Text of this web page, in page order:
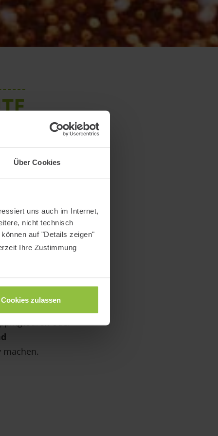
Über Cookies
uns auch im Internet,
nicht technisch
auf "Details zeigen"
Ihre Zustimmung
Cookies zulassen
für junge
Cochem hast
Dich inmitten
dem Du alles in
oder
machen.